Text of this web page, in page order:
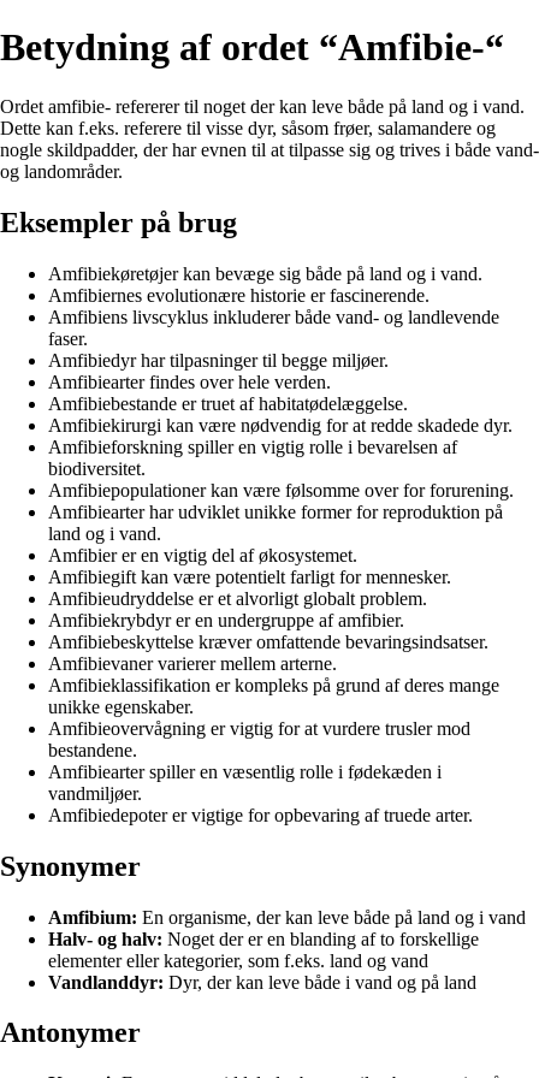
Betydning af ordet “Amfibie-“
Ordet amfibie- refererer til noget der kan leve både på land og i vand.
Dette kan f.eks. referere til visse dyr, såsom frøer, salamandere og
nogle skildpadder, der har evnen til at tilpasse sig og trives i både vand-
og landområder.
Eksempler på brug
Amfibiekøretøjer kan bevæge sig både på land og i vand.
Amfibiernes evolutionære historie er fascinerende.
Amfibiens livscyklus inkluderer både vand- og landlevende
faser.
Amfibiedyr har tilpasninger til begge miljøer.
Amfibiearter findes over hele verden.
Amfibiebestande er truet af habitatødelæggelse.
Amfibiekirurgi kan være nødvendig for at redde skadede dyr.
Amfibieforskning spiller en vigtig rolle i bevarelsen af
biodiversitet.
Amfibiepopulationer kan være følsomme over for forurening.
Amfibiearter har udviklet unikke former for reproduktion på
land og i vand.
Amfibier er en vigtig del af økosystemet.
Amfibiegift kan være potentielt farligt for mennesker.
Amfibieudryddelse er et alvorligt globalt problem.
Amfibiekrybdyr er en undergruppe af amfibier.
Amfibiebeskyttelse kræver omfattende bevaringsindsatser.
Amfibievaner varierer mellem arterne.
Amfibieklassifikation er kompleks på grund af deres mange
unikke egenskaber.
Amfibieovervågning er vigtig for at vurdere trusler mod
bestandene.
Amfibiearter spiller en væsentlig rolle i fødekæden i
vandmiljøer.
Amfibiedepoter er vigtige for opbevaring af truede arter.
Synonymer
Amfibium: En organisme, der kan leve både på land og i vand
Halv- og halv: Noget der er en blanding af to forskellige
elementer eller kategorier, som f.eks. land og vand
Vandlanddyr: Dyr, der kan leve både i vand og på land
Antonymer